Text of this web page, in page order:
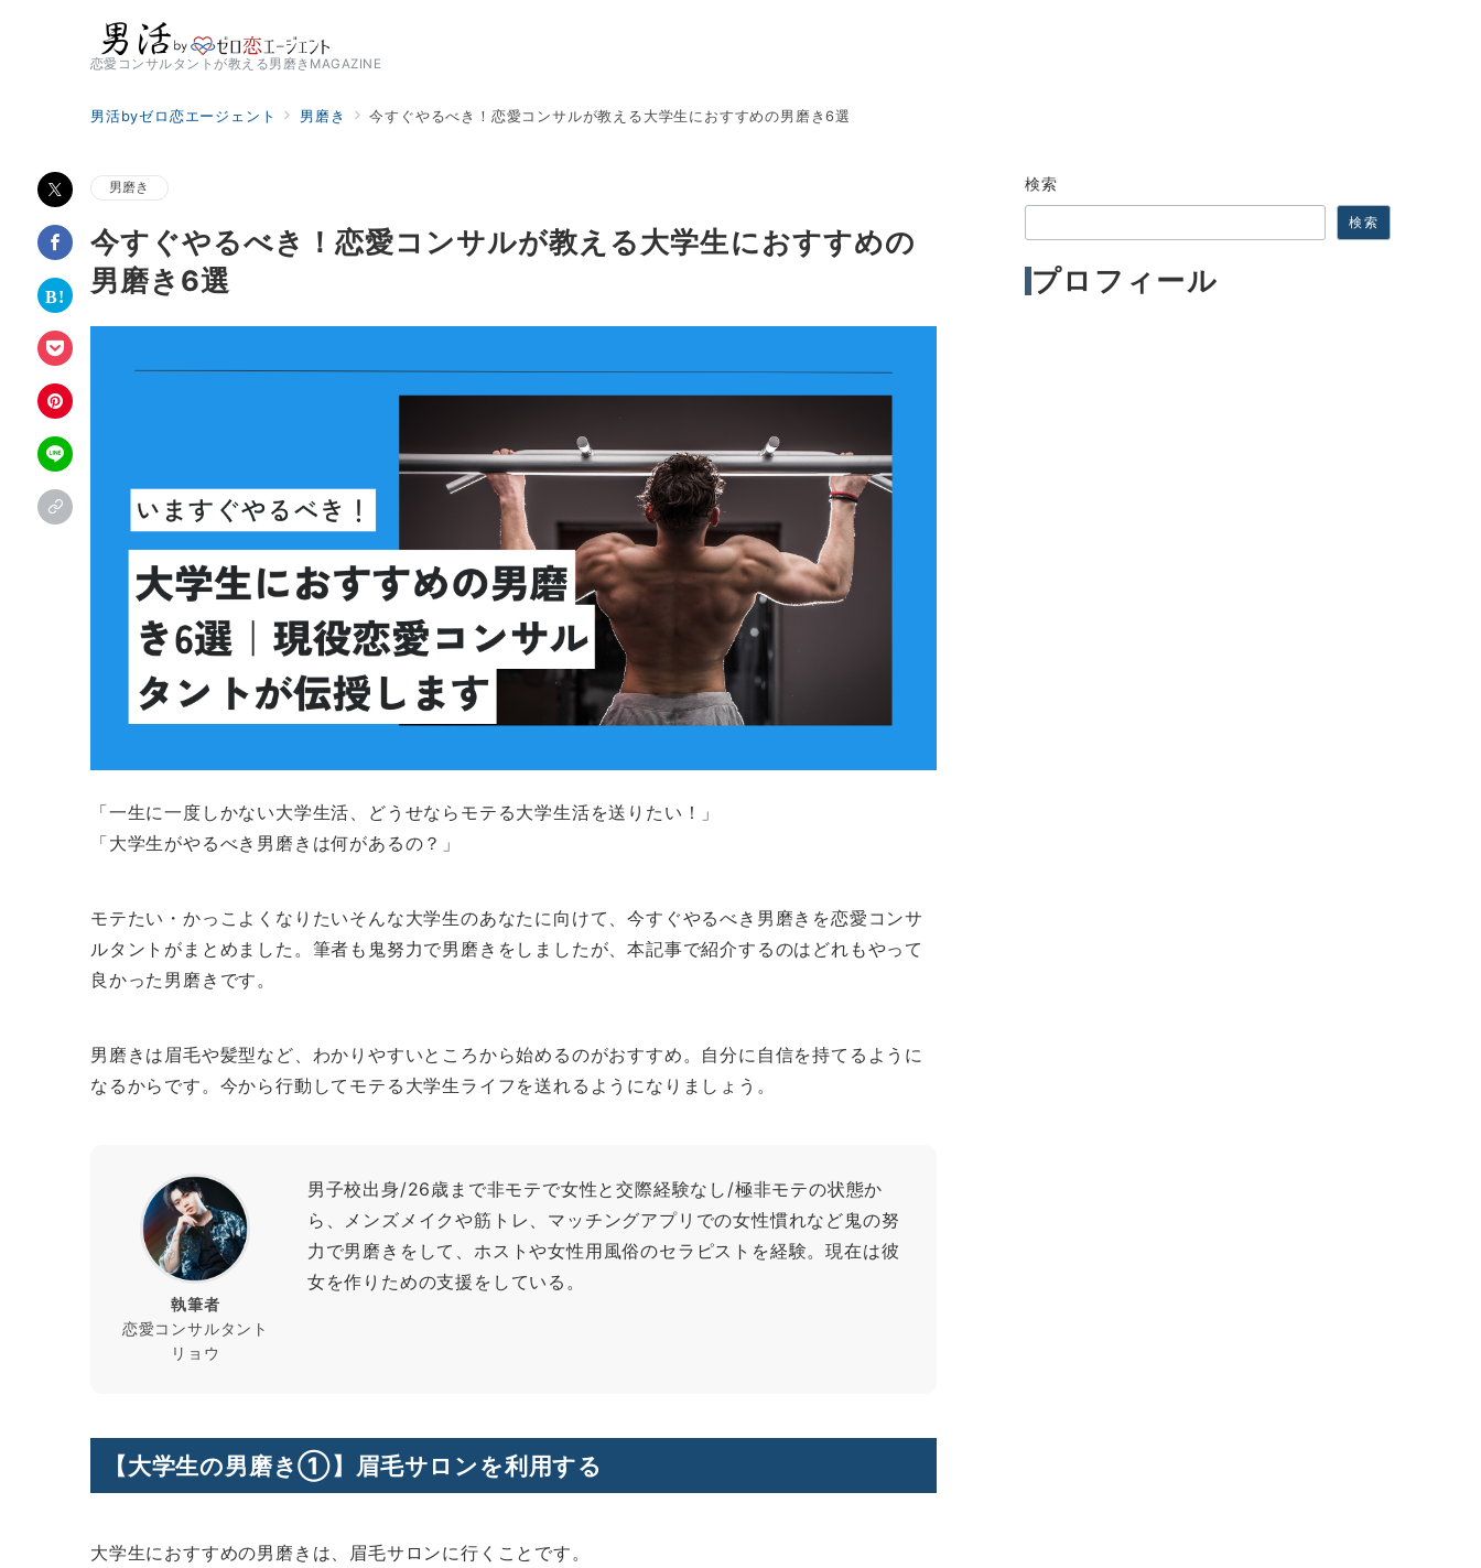
恋愛コンサルタントが教える男磨きMAGAZINE
男活byゼロ恋エージェント 男磨き 今すぐやるべき！恋愛コンサルが教える大学生におすすめの男磨き6選
男磨き
今すぐやるべき！恋愛コンサルが教える大学生におすすめの
男磨き6選
「一生に一度しかない大学生活、どうせならモテる大学生活を送りたい！」
「大学生がやるべき男磨きは何があるの？」
モテたい・かっこよくなりたいそんな大学生のあなたに向けて、今すぐやるべき男磨きを恋愛コンサ
ルタントがまとめました。筆者も鬼努力で男磨きをしましたが、本記事で紹介するのはどれもやって
良かった男磨きです。
男磨きは眉毛や髪型など、わかりやすいところから始めるのがおすすめ。自分に自信を持てるように
なるからです。今から行動してモテる大学生ライフを送れるようになりましょう。
執筆者
恋愛コンサルタント
リョウ
男子校出身/26歳まで非モテで女性と交際経験なし/極非モテの状態か
ら、メンズメイクや筋トレ、マッチングアプリでの女性慣れなど鬼の努
力で男磨きをして、ホストや女性用風俗のセラピストを経験。現在は彼
女を作りための支援をしている。
【大学生の男磨き①】眉毛サロンを利用する
大学生におすすめの男磨きは、眉毛サロンに行くことです。
検索
検索
プロフィール